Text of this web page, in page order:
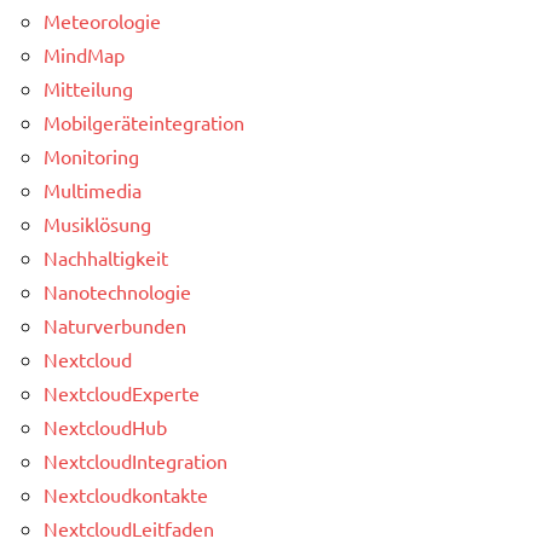
Meteorologie
MindMap
Mitteilung
Mobilgeräteintegration
Monitoring
Multimedia
Musiklösung
Nachhaltigkeit
Nanotechnologie
Naturverbunden
Nextcloud
NextcloudExperte
NextcloudHub
NextcloudIntegration
Nextcloudkontakte
NextcloudLeitfaden